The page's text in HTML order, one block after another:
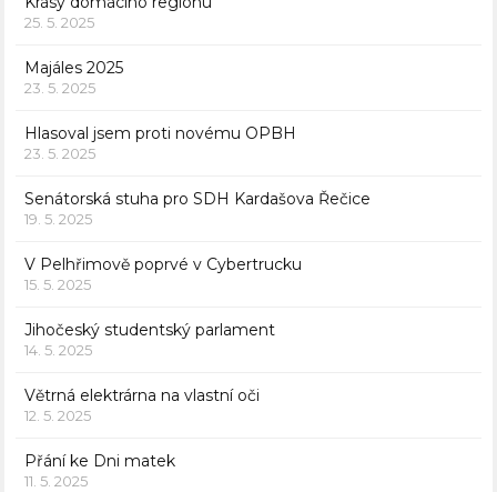
25. 5. 2025
Majáles 2025
23. 5. 2025
Hlasoval jsem proti novému OPBH
23. 5. 2025
Senátorská stuha pro SDH Kardašova Řečice
19. 5. 2025
V Pelhřimově poprvé v Cybertrucku
15. 5. 2025
Jihočeský studentský parlament
14. 5. 2025
Větrná elektrárna na vlastní oči
12. 5. 2025
Přání ke Dni matek
11. 5. 2025